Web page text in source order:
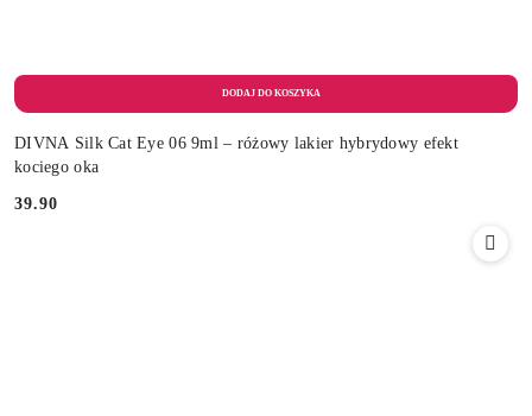
DIVNA Silk Cat Eye 06 9ml – różowy lakier hybrydowy efekt
kociego oka
Cena:
39.90